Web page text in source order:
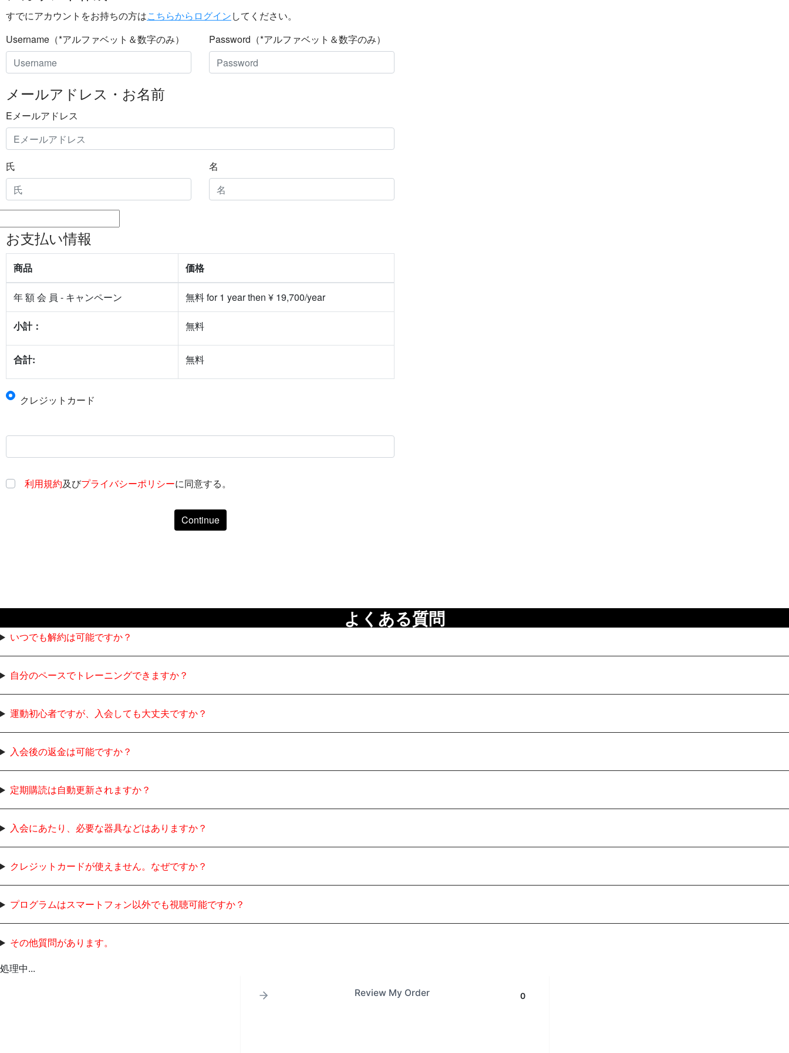
すでにアカウントをお持ちの方はこちらからログインしてください。
Username（*アルファベット＆数字のみ）
Password（*アルファベット＆数字のみ）
メールアドレス・お名前
Eメールアドレス
氏 名
お支払い情報
商品 価格
年 額 会 員 - キャンペーン 無料 for 1 year then ¥ 19,700/year
小計： 無料
合計: 無料
クレジットカード
利用規約及びプライバシーポリシーに同意する。
Continue
よくある質問
いつでも解約は可能ですか？
自分のペースでトレーニングできますか？
運動初心者ですが、入会しても大丈夫ですか？
入会後の返金は可能ですか？
定期購読は自動更新されますか？
入会にあたり、必要な器具などはありますか？
クレジットカードが使えません。なぜですか？
プログラムはスマートフォン以外でも視聴可能ですか？
その他質問があります。
処理中...
Review My Order 0